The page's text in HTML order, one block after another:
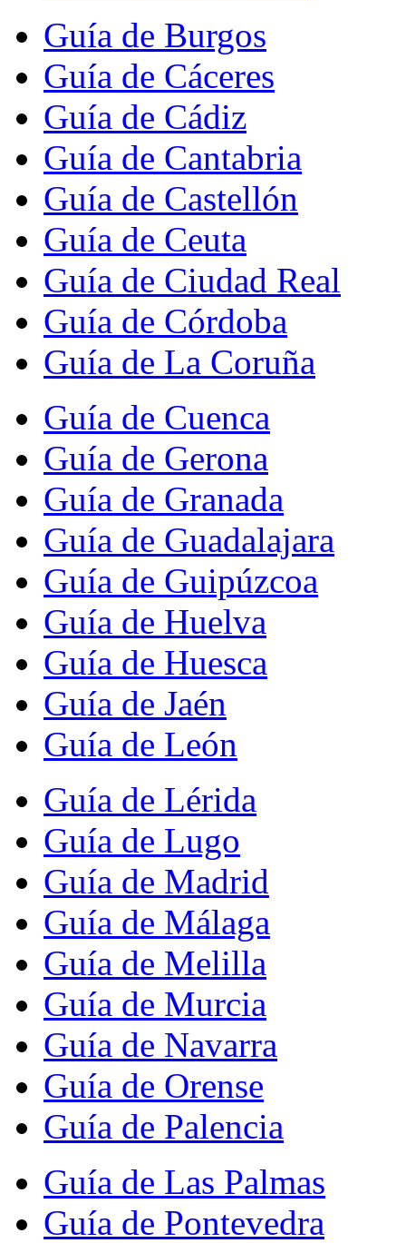
Guía de Burgos
Guía de Cáceres
Guía de Cádiz
Guía de Cantabria
Guía de Castellón
Guía de Ceuta
Guía de Ciudad Real
Guía de Córdoba
Guía de La Coruña
Guía de Cuenca
Guía de Gerona
Guía de Granada
Guía de Guadalajara
Guía de Guipúzcoa
Guía de Huelva
Guía de Huesca
Guía de Jaén
Guía de León
Guía de Lérida
Guía de Lugo
Guía de Madrid
Guía de Málaga
Guía de Melilla
Guía de Murcia
Guía de Navarra
Guía de Orense
Guía de Palencia
Guía de Las Palmas
Guía de Pontevedra